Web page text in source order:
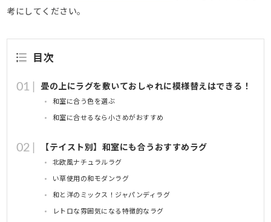
考にしてください。
目次
畳の上にラグを敷いておしゃれに模様替えはできる！
和室に合う色を選ぶ
和室に合せるなら小さめがおすすめ
【テイスト別】和室にも合うおすすめラグ
北欧風ナチュラルラグ
い草使用の和モダンラグ
和と洋のミックス！ジャパンディラグ
レトロな雰囲気になる特徴的なラグ